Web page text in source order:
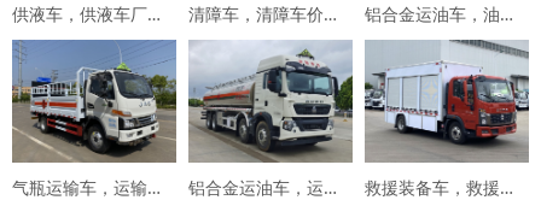
供液车，供液车厂家，专用车厂家，楚胜集团 清障车，清障车价格，楚胜集团 铝合金运油车，油罐车，楚胜汽车集团
气瓶运输车，运输车价格，楚胜汽车集团 铝合金运油车，运油车厂家，楚胜汽车集团 救援装备车，救援车，楚胜汽车集团